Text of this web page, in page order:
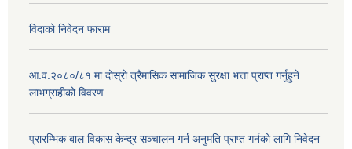
विदाको निवेदन फाराम
आ.व.२०८०/८१ मा दोस्रो त्रैमासिक सामाजिक सुरक्षा भत्ता प्राप्त गर्नुहुने
लाभग्राहीको विवरण
प्रारम्भिक बाल विकास केन्द्र सञ्चालन गर्न अनुमति प्राप्त गर्नको लागि निवेदन